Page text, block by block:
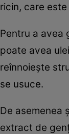
ricin, care
Pentru a avea
poate avea
reînnoiește
se usuce.
De asemenea
extract de